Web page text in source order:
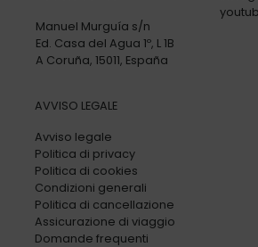
Manuel Murguía s/n
Ed. Casa del Agua 1º, L 1B
A Coruña, 15011, España
AVVISO LEGALE
Avviso legale
Politica di privacy
Politica di cookies
Condizioni generali
Politica di cancellazione
Assicurazione di viaggio
Domande frequenti